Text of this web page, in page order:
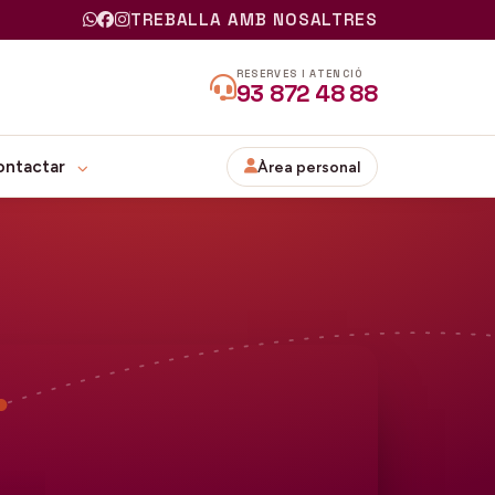
TREBALLA AMB NOSALTRES
RESERVES I ATENCIÓ
93 872 48 88
Àrea personal